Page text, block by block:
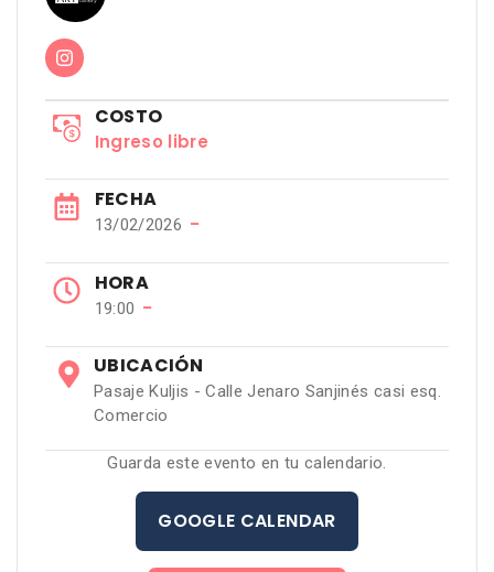
COSTO
Ingreso libre
FECHA
13/02/2026 −
HORA
19:00 −
UBICACIÓN
Pasaje Kuljis - Calle Jenaro Sanjinés casi esq.
Comercio
Guarda este evento en tu calendario.
GOOGLE CALENDAR